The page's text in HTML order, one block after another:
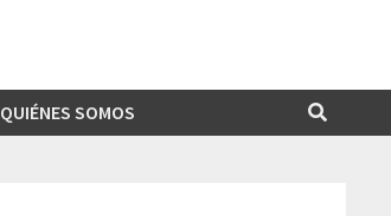
QUIÉNES SOMOS